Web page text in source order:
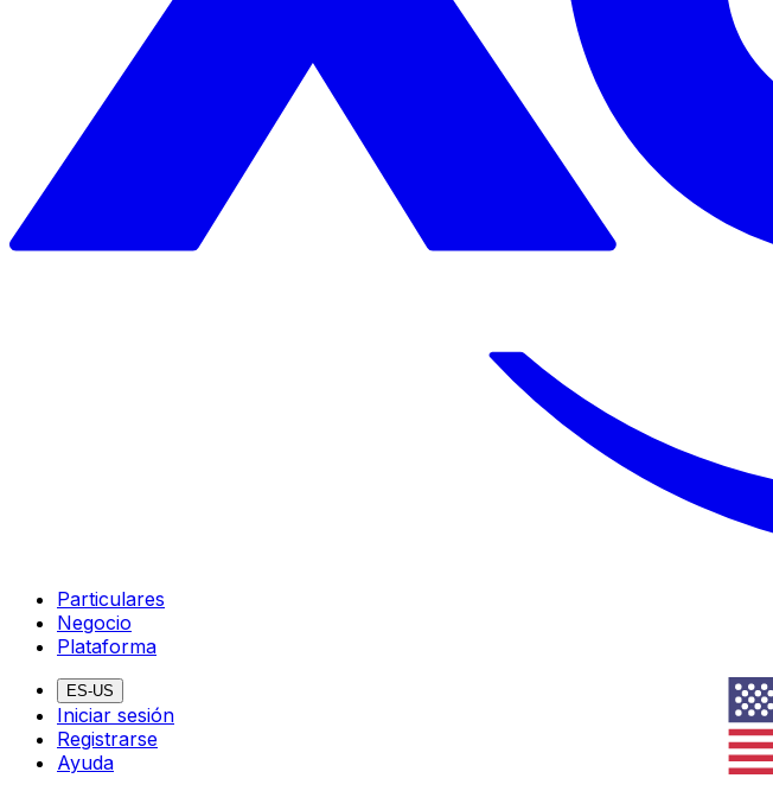
Particulares
Negocio
Plataforma
ES-US
Iniciar sesión
Registrarse
Ayuda